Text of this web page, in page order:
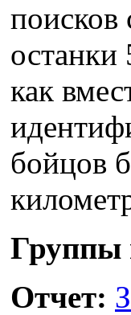
останки
как
бойцов
Группы
Отчет: